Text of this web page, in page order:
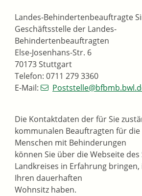
Landes-Behindertenbeauftragte
Geschäftsstelle der Landes-
Behindertenbeauftragten
Else-Josenhans-Str. 6
70173 Stuttgart
Telefon: 0711 279 3360
E-Mail:
Die Kontaktdaten der für Sie
kommunalen Beauftragten für die
Menschen mit Behinderungen
können Sie über die Webseite
Landkreises in Erfahrung bringen,
Ihren dauerhaften
Wohnsitz haben.